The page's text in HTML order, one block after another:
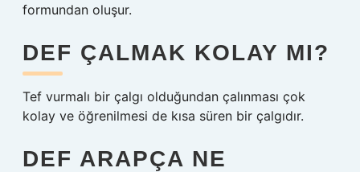
formundan oluşur.
DEF ÇALMAK KOLAY MI?
Tef vurmalı bir çalgı olduğundan çalınması çok
kolay ve öğrenilmesi de kısa süren bir çalgıdır.
DEF ARAPÇA NE